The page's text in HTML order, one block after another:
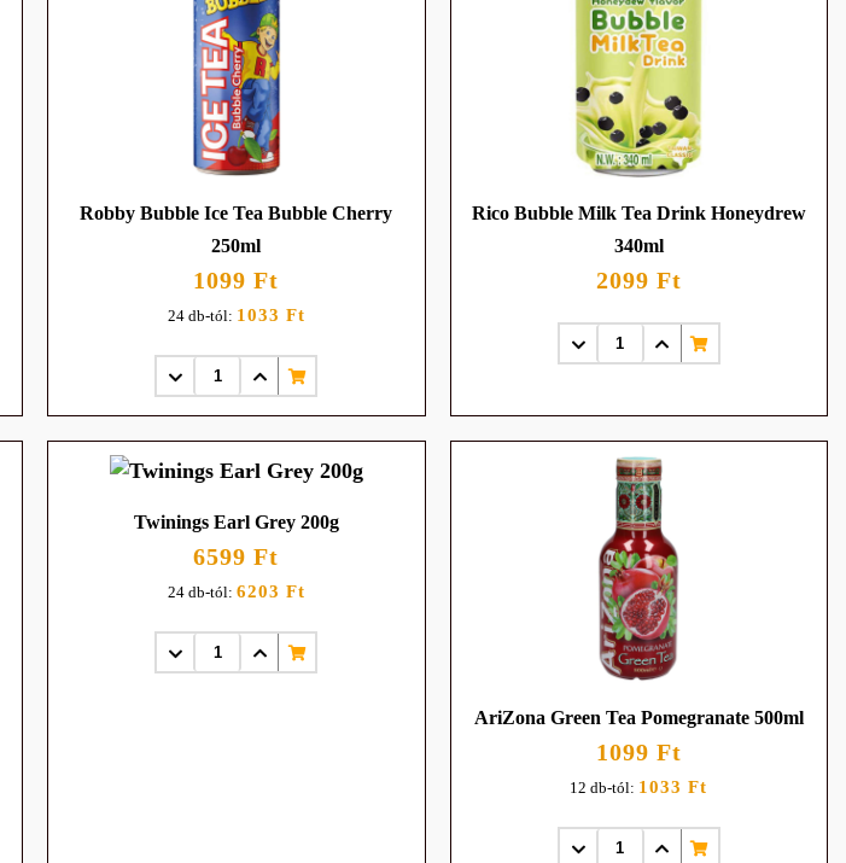
Robby Bubble Ice Tea Bubble Cherry
250ml
1099 Ft
24 db-tól: 1033 Ft
Rico Bubble Milk Tea Drink Honeydrew
340ml
2099 Ft
Twinings Earl Grey 200g
6599 Ft
24 db-tól: 6203 Ft
AriZona Green Tea Pomegranate 500ml
1099 Ft
12 db-tól: 1033 Ft